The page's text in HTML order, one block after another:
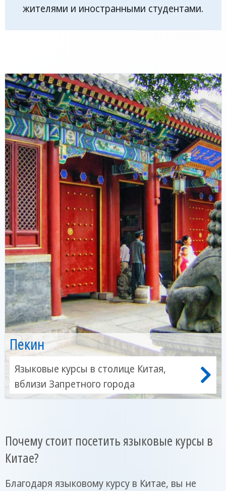
жителями и иностранными студентами.
Пекин
Языковые курсы в столице Китая,
вблизи Запретного города
Почему стоит посетить языковые курсы в
Китае?
Благодаря языковому курсу в Китае, вы не